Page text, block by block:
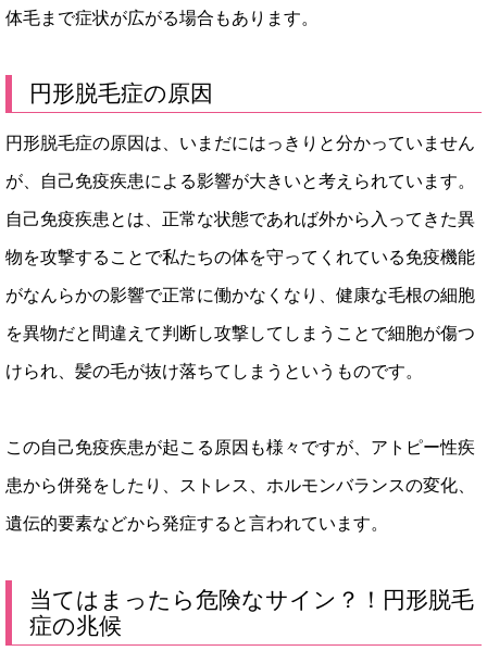
体毛まで症状が広がる場合もあります。
円形脱毛症の原因
円形脱毛症の原因は、いまだにはっきりと分かっていません
が、自己免疫疾患による影響が大きいと考えられています。
自己免疫疾患とは、正常な状態であれば外から入ってきた異
物を攻撃することで私たちの体を守ってくれている免疫機能
がなんらかの影響で正常に働かなくなり、健康な毛根の細胞
を異物だと間違えて判断し攻撃してしまうことで細胞が傷つ
けられ、髪の毛が抜け落ちてしまうというものです。
この自己免疫疾患が起こる原因も様々ですが、アトピー性疾
患から併発をしたり、ストレス、ホルモンバランスの変化、
遺伝的要素などから発症すると言われています。
当てはまったら危険なサイン？！円形脱毛
症の兆候